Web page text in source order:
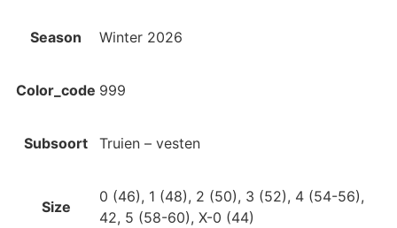
Season Winter 2026
Color_code 999
Subsoort Truien – vesten
Size
0 (46), 1 (48), 2 (50), 3 (52), 4 (54-56),
42, 5 (58-60), X-0 (44)